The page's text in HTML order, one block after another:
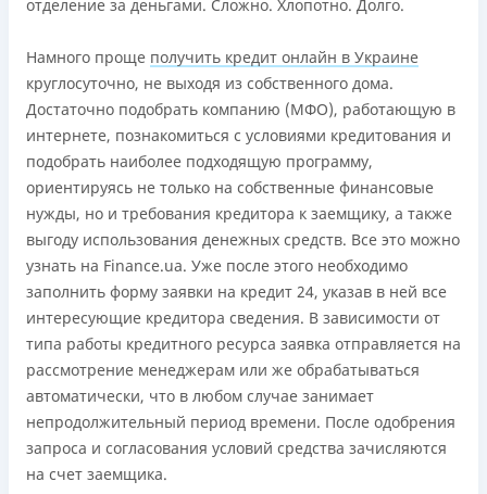
отделение за деньгами. Сложно. Хлопотно. Долго.
Намного проще получить кредит онлайн в Украине
круглосуточно, не выходя из собственного дома.
Достаточно подобрать компанию (МФО), работающую в
интернете, познакомиться с условиями кредитования и
подобрать наиболее подходящую программу,
ориентируясь не только на собственные финансовые
нужды, но и требования кредитора к заемщику, а также
выгоду использования денежных средств. Все это можно
узнать на Finance.ua. Уже после этого необходимо
заполнить форму заявки на кредит 24, указав в ней все
интересующие кредитора сведения. В зависимости от
типа работы кредитного ресурса заявка отправляется на
рассмотрение менеджерам или же обрабатываться
автоматически, что в любом случае занимает
непродолжительный период времени. После одобрения
запроса и согласования условий средства зачисляются
на счет заемщика.